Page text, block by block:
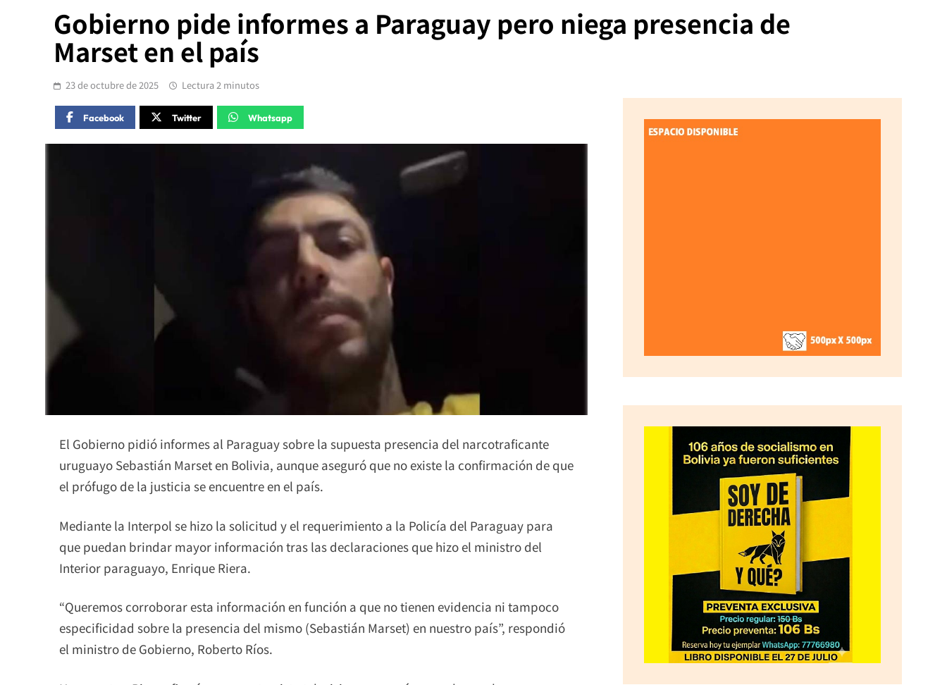
Gobierno pide informes a Paraguay pero niega presencia de
Marset en el país
23 de octubre de 2025 Lectura 2 minutos
Facebook Twitter Whatsapp
El Gobierno pidió informes al Paraguay sobre la supuesta presencia del narcotraficante
uruguayo Sebastián Marset en Bolivia, aunque aseguró que no existe la confirmación de que
el prófugo de la justicia se encuentre en el país.
Mediante la Interpol se hizo la solicitud y el requerimiento a la Policía del Paraguay para
que puedan brindar mayor información tras las declaraciones que hizo el ministro del
Interior paraguayo, Enrique Riera.
“Queremos corroborar esta información en función a que no tienen evidencia ni tampoco
especificidad sobre la presencia del mismo (Sebastián Marset) en nuestro país”, respondió
el ministro de Gobierno, Roberto Ríos.